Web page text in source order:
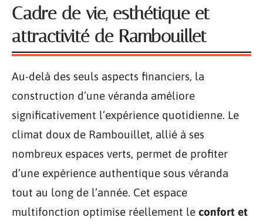
Cadre de vie, esthétique et
attractivité de Rambouillet
Au-delà des seuls aspects financiers, la
construction d’une véranda améliore
significativement l’expérience quotidienne. Le
climat doux de Rambouillet, allié à ses
nombreux espaces verts, permet de profiter
d’une expérience authentique sous véranda
tout au long de l’année. Cet espace
multifonction optimise réellement le confort et